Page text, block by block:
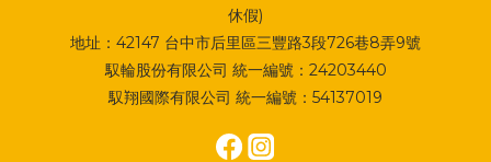
休假)
地址： 42147 台中市后里區三豐路3段726巷8弄9號
馭輪股份有限公司 統一編號：24203440
馭翔國際有限公司 統一編號：54137019